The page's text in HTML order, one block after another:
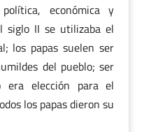
económica y
siglo II se utilizaba el
los papas suelen ser
del pueblo; ser
era elección para el
los papas dieron su